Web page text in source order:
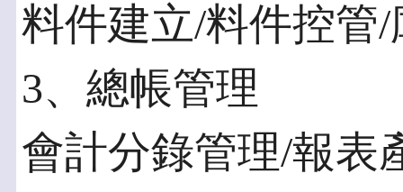
料件建立/料件控管
3、總帳管理
會計分錄管理/報表